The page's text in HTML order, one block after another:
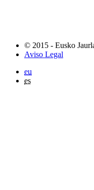
© 2015 - Eusko
Aviso Legal
eu
es